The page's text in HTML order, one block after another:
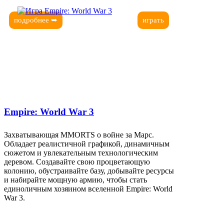
играть
подробнее ➥
Empire: World War 3
Захватывающая ММОRTS о войне за Марс.
Обладает реалистичной графикой, динамичным
сюжетом и увлекательным технологическим
деревом. Создавайте свою процветающую
колонию, обустраивайте базу, добывайте ресурсы
и набирайте мощную армию, чтобы стать
единоличным хозяином вселенной Empire: World
War 3.